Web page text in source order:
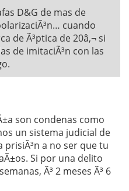
D&G de mas de
cuando
de Ã³ptica de 20â‚¬ si
de imitaciÃ³n con las
son condenas como
un sistema judicial de
prisiÃ³n a no ser que tu
Si por una delito
Ã³ 2 meses Ã³ 6